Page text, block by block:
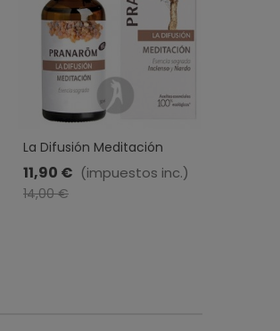
La Difusión Meditación
Esencia BIO · Pranarom · 30
Ml
11,90 € (impuestos inc.)
14,00 €